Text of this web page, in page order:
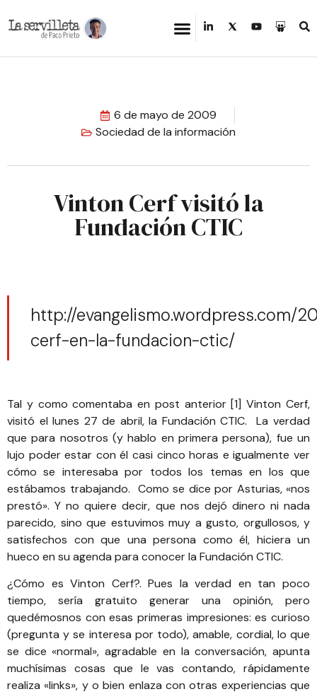
6 de mayo de 2009
Sociedad de la información
Vinton Cerf visitó la
Fundación CTIC
http://evangelismo.wordpress.com/
cerf-en-la-fundacion-ctic/
Tal y como comentaba en post anterior [1]Vinton Cerf,
visitó el lunes 27 de abril, la Fundación CTIC. La verdad
que para nosotros (y hablo en primera persona), fue un
lujo poder estar con él casi cinco horas e igualmente ver
cómo se interesaba por todos los temas en los que
estábamos trabajando. Como se dice por Asturias, «nos
prestó». Y no quiere decir, que nos dejó dinero ni nada
parecido, sino que estuvimos muy a gusto, orgullosos, y
satisfechos con que una persona como él, hiciera un
hueco en su agenda para conocer la Fundación CTIC.
¿Cómo es Vinton Cerf?. Pues la verdad en tan poco
tiempo, sería gratuito generar una opinión, pero
quedémosnos con esas primeras impresiones: es curioso
(pregunta y se interesa por todo), amable, cordial, lo que
se dice «normal», agradable en la conversación, apunta
muchísimas cosas que le vas contando, rápidamente
realiza «links», y o bien enlaza con otras experiencias que